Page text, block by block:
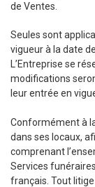
de Ventes.
Seules sont
vigueur à la date
L’Entreprise se
modifications
leur entrée en
Conformément à
dans ses locaux,
comprenant
Services
français. Tout